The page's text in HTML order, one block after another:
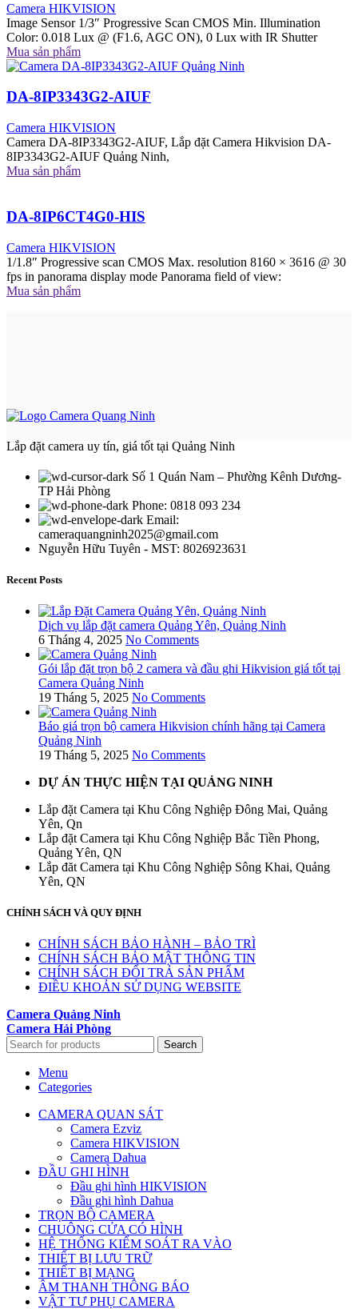
Camera HIKVISION
Image Sensor 1/3″ Progressive Scan CMOS Min. Illumination
Color: 0.018 Lux @ (F1.6, AGC ON), 0 Lux with IR Shutter
Mua sản phẩm
DA-8IP3343G2-AIUF
Camera HIKVISION
Camera DA-8IP3343G2-AIUF, Lắp đặt Camera Hikvision DA-
8IP3343G2-AIUF Quảng Ninh,
Mua sản phẩm
DA-8IP6CT4G0-HIS
Camera HIKVISION
1/1.8″ Progressive scan CMOS Max. resolution 8160 × 3616 @ 30
fps in panorama display mode Panorama field of view:
Mua sản phẩm
Lắp đặt camera uy tín, giá tốt tại Quảng Ninh
Số 1 Quán Nam – Phường Kênh Dương-
TP Hải Phòng
Phone: 0818 093 234
Email:
cameraquangninh2025@gmail.com
Nguyễn Hữu Tuyên - MST: 8026923631
Recent Posts
Dịch vụ lắp đặt camera Quảng Yên, Quảng Ninh
6 Tháng 4, 2025 No Comments
Gói lắp đặt trọn bộ 2 camera và đầu ghi Hikvision giá tốt tại
Camera Quảng Ninh
19 Tháng 5, 2025 No Comments
Báo giá trọn bộ camera Hikvision chính hãng tại Camera
Quảng Ninh
19 Tháng 5, 2025 No Comments
DỰ ÁN THỰC HIỆN TẠI QUẢNG NINH
Lắp đặt Camera tại Khu Công Nghiệp Đông Mai, Quảng
Yên, Qn
Lắp đặt Camera tại Khu Công Nghiệp Bắc Tiền Phong,
Quảng Yên, QN
Lắp đăt Camera tại Khu Công Nghiệp Sông Khai, Quảng
Yên, QN
CHÍNH SÁCH VÀ QUY ĐỊNH
CHÍNH SÁCH BẢO HÀNH – BẢO TRÌ
CHÍNH SÁCH BẢO MẬT THÔNG TIN
CHÍNH SÁCH ĐỔI TRẢ SẢN PHẨM
ĐIỀU KHOẢN SỬ DỤNG WEBSITE
Camera Quảng Ninh
Camera Hải Phòng
Search
Menu
Categories
CAMERA QUAN SÁT
Camera Ezviz
Camera HIKVISION
Camera Dahua
ĐẦU GHI HÌNH
Đầu ghi hình HIKVISION
Đầu ghi hình Dahua
TRỌN BỘ CAMERA
CHUÔNG CỬA CÓ HÌNH
HỆ THỐNG KIỂM SOÁT RA VÀO
THIẾT BỊ LƯU TRỮ
THIẾT BỊ MẠNG
ÂM THANH THÔNG BÁO
VẬT TƯ PHỤ CAMERA